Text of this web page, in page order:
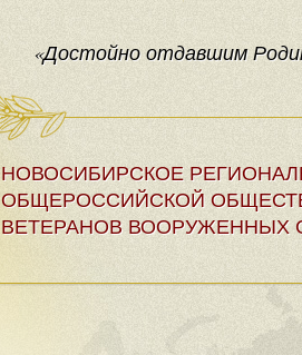
«Достойно отдавшим
НОВОСИБИРСКОЕ
ОБЩЕРОССИЙСКОЙ
ВЕТЕРАНОВ ВООРУЖЕННЫХ